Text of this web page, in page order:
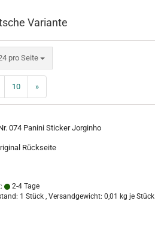
Variante
pro Seite
Seite
10 »
074 Panini Sticker Jorginho
Rückseite
2-4 Tage
1 Stück , Versandgewicht: 0,01 kg je Stück